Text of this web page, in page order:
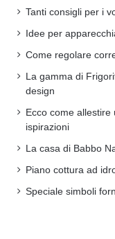
Tanti consigli per i
Idee per
Come regolare
La gamma di
design
Ecco come
ispirazioni
La casa di Babbo
Piano cottura ad
Speciale simboli